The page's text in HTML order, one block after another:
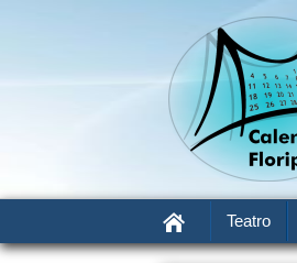
Teatro